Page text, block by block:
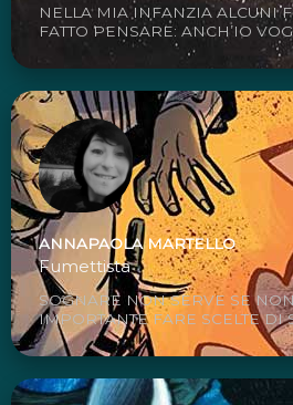
NELLA MIA INFANZIA ALCUNI
FATTO PENSARE: ANCH’IO
ANNAPAOLA MARTELLO
Fumettista
SOGNARE NON SERVE SE
IMPORTANTE FARE SCELTE DI